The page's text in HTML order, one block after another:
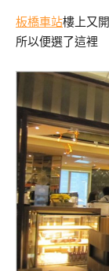
板橋車站樓上又
所以便選了這裡